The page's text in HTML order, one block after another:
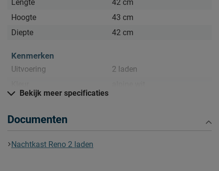
Lengte
42 cm
Hoogte
43 cm
Diepte
42 cm
Kenmerken
Uitvoering
2 laden
Materiaal
Goed om te weten
Bekijk meer specificaties
Documenten
Nachtkast Reno 2 laden